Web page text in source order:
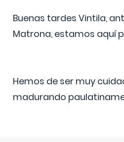
Buenas tardes Vintila,
Matrona, estamos aquí
Hemos de ser muy
madurando